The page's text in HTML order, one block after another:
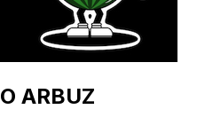
О ARBUZ